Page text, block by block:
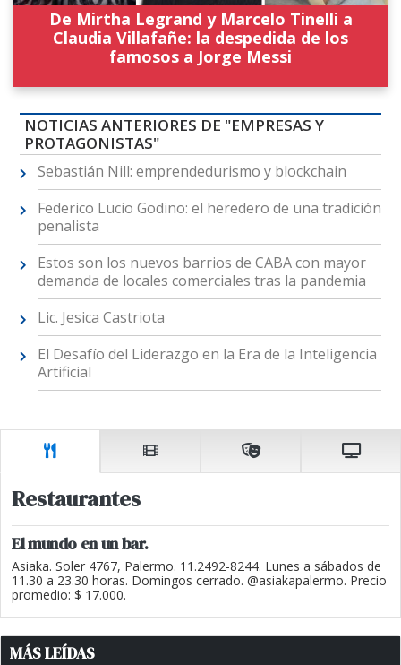
De Mirtha Legrand y Marcelo Tinelli a
Claudia Villafañe: la despedida de los
famosos a Jorge Messi
NOTICIAS ANTERIORES DE "EMPRESAS Y
PROTAGONISTAS"
Sebastián Nill: emprendedurismo y blockchain
Federico Lucio Godino: el heredero de una tradición
penalista
Estos son los nuevos barrios de CABA con mayor
demanda de locales comerciales tras la pandemia
Lic. Jesica Castriota
El Desafío del Liderazgo en la Era de la Inteligencia
Artificial
Restaurantes
El mundo en un bar.
Asiaka. Soler 4767, Palermo. 11.2492-8244. Lunes a sábados de
11.30 a 23.30 horas. Domingos cerrado. @asiakapalermo. Precio
promedio: $ 17.000.
MÁS LEÍDAS